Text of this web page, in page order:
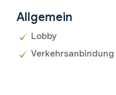
Allgemein
Lobby
Verkehrsanbindung